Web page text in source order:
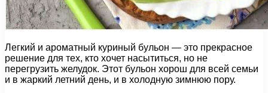
Легкий и ароматный куриный бульон — это прекрасное
решение для тех, кто хочет насытиться, но не
перегрузить желудок. Этот бульон хорош для всей семьи
и в жаркий летний день, и в холодную зимнюю пору.